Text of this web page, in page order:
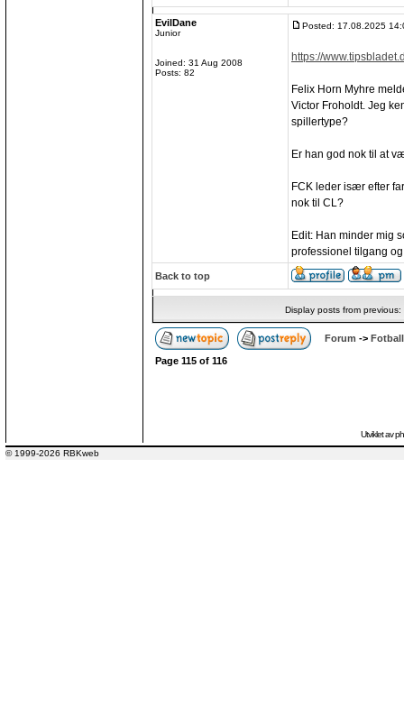
EvilDane
Junior
Joined: 31 Aug 2008
Posts: 82
Posted: 17.08.2025
https://
Felix Horn Myhre
Victor Froholdt. Jeg
spillertype?
Er han god nok til at
FCK leder især efter
nok til CL?
Edit: Han minder mig
professionel tilgang
Back to top
Display posts from previous:
Forum ->
Page 115 of 116
Utviklet av
© 1999-2026 RBKweb